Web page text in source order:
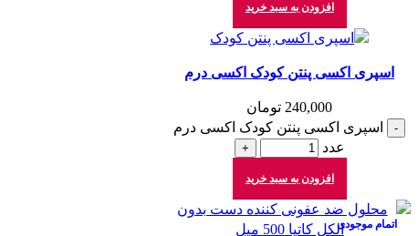
افزودن به سبد خرید
اسپری اکسی پنتن کودک اکسی درم
240,000 تومان
اسپری اکسی پنتن کودک اکسی درم
عدد
افزودن به سبد خرید
اتمام موجودی